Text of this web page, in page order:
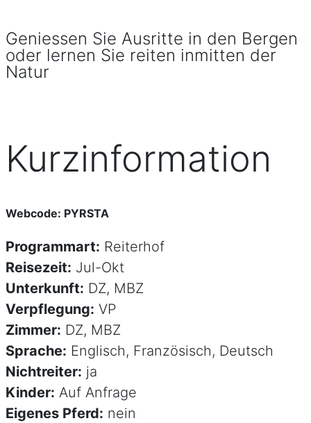
Geniessen Sie Ausritte in den Bergen
oder lernen Sie reiten inmitten der
Natur
Kurzinformation
Webcode: PYRSTA
Programmart: Reiterhof
Reisezeit: Jul-Okt
Unterkunft: DZ, MBZ
Verpflegung: VP
Zimmer: DZ, MBZ
Sprache: Englisch, Französisch, Deutsch
Nichtreiter: ja
Kinder: Auf Anfrage
Eigenes Pferd: nein